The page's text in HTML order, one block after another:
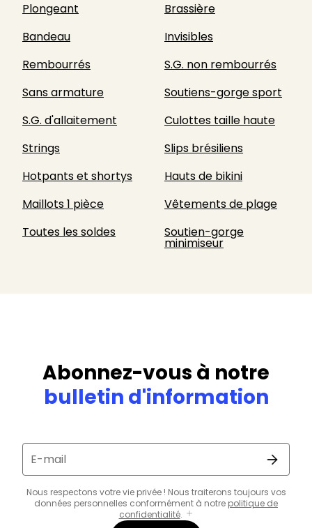
Plongeant
Brassière
Bandeau
Invisibles
Rembourrés
S.G. non rembourrés
Sans armature
Soutiens-gorge sport
S.G. d'allaitement
Culottes taille haute
Strings
Slips brésiliens
Hotpants et shortys
Hauts de bikini
Maillots 1 pièce
Vêtements de plage
Toutes les soldes
Soutien-gorge
minimiseur
Abonnez-vous à notre
bulletin d'information
E-mail
Nous respectons votre vie privée ! Nous traiterons toujours vos
données personnelles conformément à notre politique de
confidentialité.